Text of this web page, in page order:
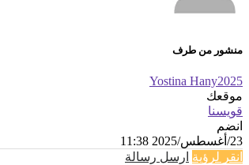
منشور من طرف
Yostina Hany2025
موقعك
قويسنا
انضم
23/أغسطس/2025 11:38
انقر لرؤية ارسل رسالة